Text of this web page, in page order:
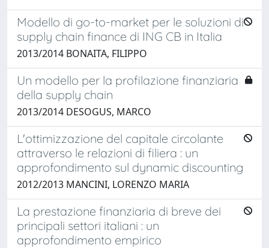
Modello di go-to-market per le soluzioni di
supply chain finance di ING CB in Italia
2013/2014 BONAITA, FILIPPO
Un modello per la profilazione finanziaria
della supply chain
2013/2014 DESOGUS, MARCO
L'ottimizzazione del capitale circolante
attraverso le relazioni di filiera : un
approfondimento sul dynamic discounting
2012/2013 MANCINI, LORENZO MARIA
La prestazione finanziaria di breve dei
principali settori italiani : un
approfondimento empirico